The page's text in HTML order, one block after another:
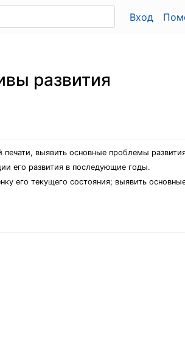
Вход
развития
выявить основные проблемы
его развития в последующие годы.
его текущего состояния; выявить